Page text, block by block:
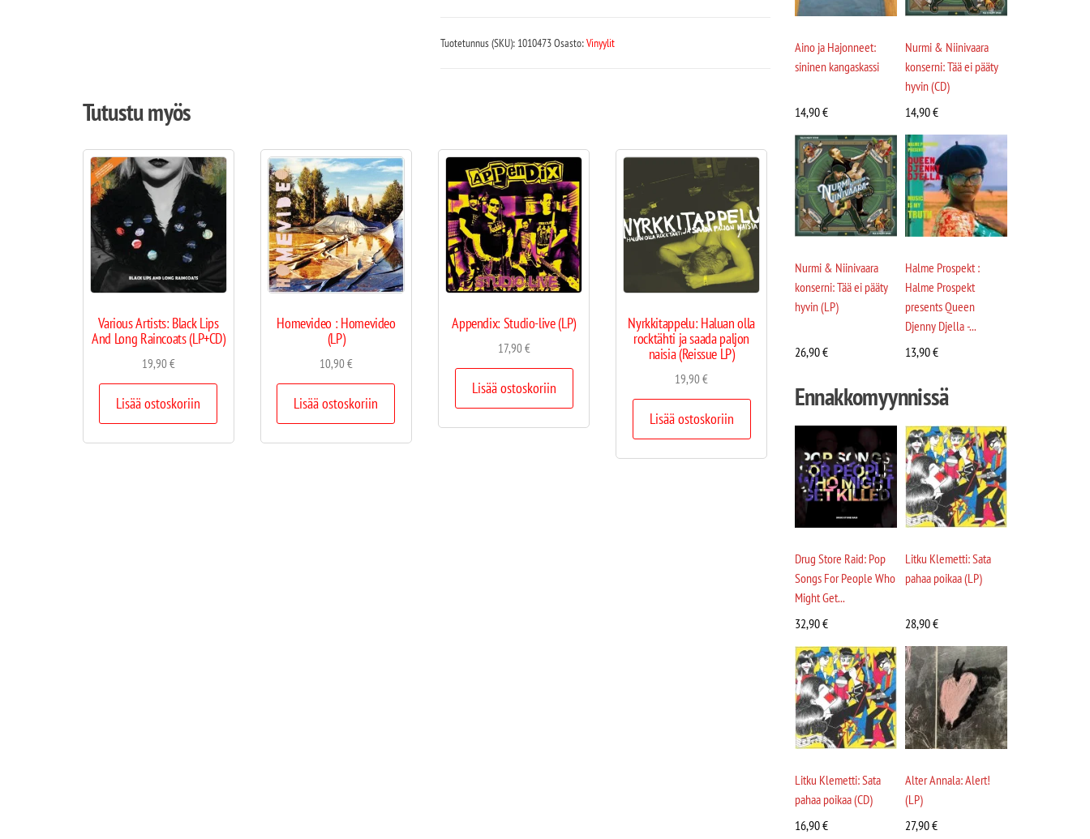
Tuotetunnus (SKU): 1010473Osasto:Vinyylit
Tutustu myös
Various Artists: Black Lips
And Long Raincoats (LP+CD)
19,90€
Lisää ostoskoriin
Homevideo : Homevideo
(LP)
10,90€
Lisää ostoskoriin
Appendix: Studio-live (LP)
17,90€
Lisää ostoskoriin
Nyrkkitappelu: Haluan olla
rocktähti ja saada paljon
naisia (Reissue LP)
19,90€
Lisää ostoskoriin
Aino ja Hajonneet:
sininen kangaskassi
14,90€
Nurmi & Niinivaara
konserni: Tää ei pääty
hyvin (CD)
14,90€
Nurmi & Niinivaara
konserni: Tää ei pääty
hyvin (LP)
26,90€
Halme Prospekt :
Halme Prospekt
presents Queen
Djenny Djella -...
13,90€
Ennakkomyynnissä
Drug Store Raid: Pop
Songs For People Who
Might Get...
32,90€
Litku Klemetti: Sata
pahaa poikaa (LP)
28,90€
Litku Klemetti: Sata
pahaa poikaa (CD)
16,90€
Alter Annala: Alert!
(LP)
27,90€